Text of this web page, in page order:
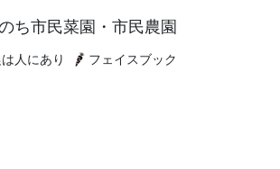
ち市民菜園・市民農園
人にあり フェイスブック